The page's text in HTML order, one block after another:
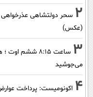
2 سحر دولتشاهی عذرخواهی
(عکس)
3
ساعت ۸:۱۵ ششم
می‌جوشید
4 اکونومیست: پرداخت